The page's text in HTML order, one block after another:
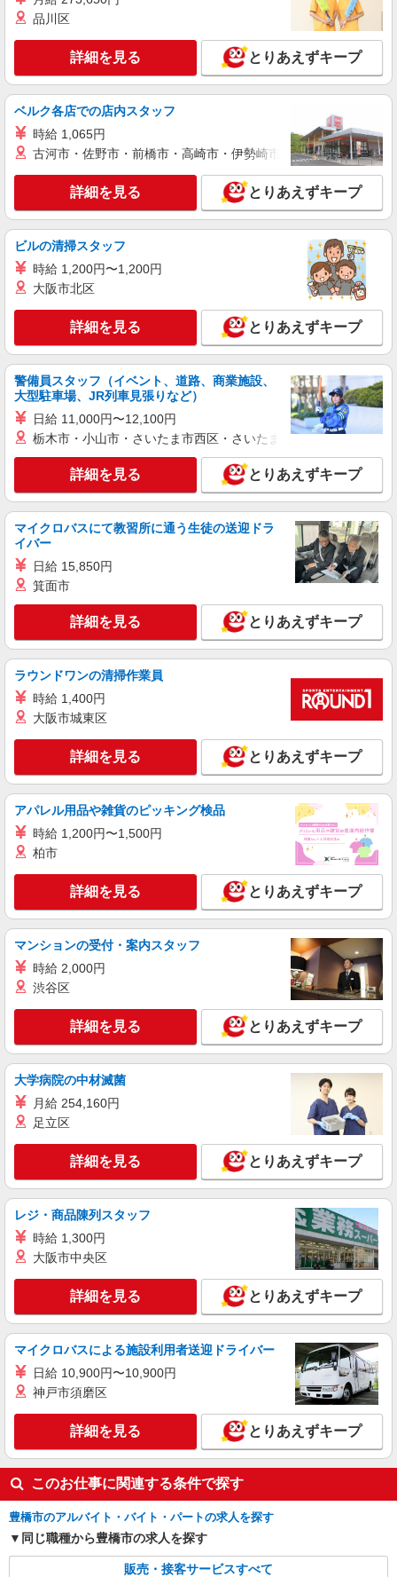
紹介予定派遣
【docomo】人気機種に詳しくなれる携帯販売
時給1500円〜1600円（経験・能力による） ※
残業代支給 ★交通費別途支給（規定あり） ゜
+゜・。○。・゜+゜・。○。・゜+゜ 入社祝い金10
ィブ支給(規定有) ★月2回払い・週払い可能（規程
有）★ ゜・。○。・゜+゜・。○。・゜+゜
詳細を見る
株式会社シエロ
【楽天モバイル】の携帯販売スタッフ
月給245250円〜 ※残業代支給 ★交通費別途支
○。・゜+゜ 入社祝い金10万円支給(規定有) お友達
を紹介頂くと, インセンティブ支給(規定有) ゜・。
○。・゜+゜・。○。・゜+゜
愛知県豊橋市の楽天モバイルショップ
キープ 詳細を見る
紹介予定派遣
株式会社シエロ
【docomo】の携帯販売スタッフ
時給1400円〜1500円（経験・能力による） ※
残業代支給 ★交通費別途支給（規定あり） ゜
+゜・。○。・゜+゜・。○。・゜+゜ 入社祝い金10
万円支給(規定有) お友達を紹介頂くと, インセンテ
ィブ支給(規定有) ★月2回払い・週払い可能（規程
有）★ ゜・。○。・゜+゜・。○。・゜+゜
愛知県豊橋市のdocomoショップ
キープ 詳細を見る
派遣社員
株式会社シエロ
時給1500円〜1600円（経験・能力による） ※
残業代支給 ★交通費別途支給（規定あり） ゜
万円支給(規定有) お友達を紹介頂くと, インセンテ
ィブ支給(規定有) ★月2回払い・週払い可能（規程
有）★ ゜・。○。・゜+゜・。○。・゜+゜
愛知県豊橋市のsoftbankショップ
キープ 詳細を見る
紹介予定派遣
株式会社シエロ
【楽天モバイル】人気機種に詳しくなれる携帯
販売
時給1700円〜2000円（経験・能力による） ※
残業代支給 ★交通費別途支給（規定あり） ゜
+゜・。○。・゜+゜・。○。・゜+゜ 入社祝い金10
ィブ支給(規定有) ★月2回払い・週払い可能（規程
有）★ ゜・。○。・゜+゜・。○。・゜+゜
愛知県豊橋市の楽天モバイルショップ
キープ 詳細を見る
株式会社シエロ
月給273200円 ※残業手当別途支給 ※研修期間
6か月・時給1550円〜 ★交通費別途支給（規定あ
り） ゜+゜・。○。・゜+゜・。○。・゜+゜ 入社
祝い金10万円支給(規定有) お友達を紹介頂くと, イ
ンセンティブ支給(規定有) ゜・。○。・゜+゜・。
○。・゜+゜
愛知県豊橋市の商業施設
キープ 詳細を見る
派遣社員
株式会社シエロ
【Y!mobile】の携帯販売スタッフ
時給1500円〜1600円（経験・能力による） ※
残業代支給 ★交通費別途支給（規定あり） ゜
+゜・。○。・゜+゜・。○。・゜+゜ 入社祝い金10
万円支給(規定有) お友達を紹介頂くと, インセンテ
有）★ ゜・。○。・゜+゜・。○。・゜+゜
愛知県豊橋市のY！mobileショップ
キープ 詳細を見る
紹介予定派遣
スマホ携帯販売【エーユー】
月給273200円 ※残業手当別途支給 ※研修期間
6か月・時給1550円〜 ★交通費別途支給（規定あ
ンセンティブ支給(規定有) ゜・。○。・゜+゜・。
○。・゜+゜
キープ 詳細を見る
品川区
詳細を見る とりあえずキープ
ベルク各店での店内スタッフ
時給 1,065円
古河市・佐野市・前橋市・高崎市・伊勢崎市・太田市・館林市
詳細を見る とりあえずキープ
ビルの清掃スタッフ
時給 1,200円〜1,200円
大阪市北区
詳細を見る とりあえずキープ
警備員スタッフ（イベント、道路、商業施設、
大型駐車場、JR列車見張りなど）
日給 11,000円〜12,100円
栃木市・小山市・さいたま市西区・さいたま市岩槻区・久喜市・
詳細を見る とりあえずキープ
マイクロバスにて教習所に通う生徒の送迎ドラ
イバー
日給 15,850円
箕面市
詳細を見る とりあえずキープ
ラウンドワンの清掃作業員
時給 1,400円
大阪市城東区
詳細を見る とりあえずキープ
アパレル用品や雑貨のピッキング検品
時給 1,200円〜1,500円
柏市
詳細を見る とりあえずキープ
マンションの受付・案内スタッフ
時給 2,000円
渋谷区
詳細を見る とりあえずキープ
大学病院の中材滅菌
月給 254,160円
足立区
詳細を見る とりあえずキープ
レジ・商品陳列スタッフ
時給 1,300円
大阪市中央区
詳細を見る とりあえずキープ
マイクロバスによる施設利用者送迎ドライバー
日給 10,900円〜10,900円
神戸市須磨区
詳細を見る とりあえずキープ
このお仕事に関連する条件で探す
豊橋市のアルバイト・バイト・パートの求人を探す
同じ職種から豊橋市の求人を探す
販売・接客サービスすべて